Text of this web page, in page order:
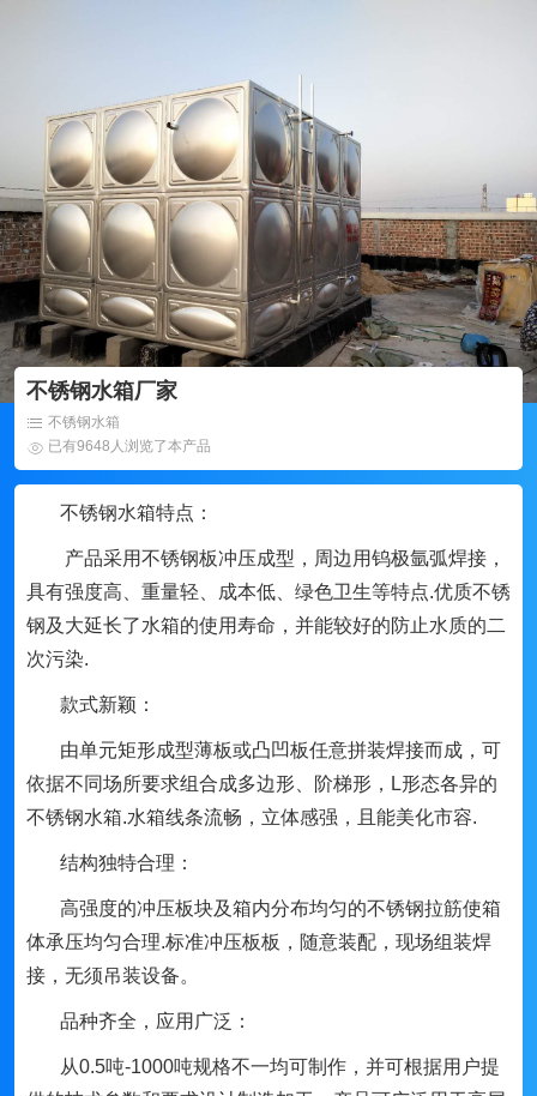
不锈钢水箱厂家
不锈钢水箱
已有9648人浏览了本产品
不锈钢水箱特点：
产品采用不锈钢板冲压成型，周边用钨极氩弧焊接，
具有强度高、重量轻、成本低、绿色卫生等特点.优质不锈
钢及大延长了水箱的使用寿命，并能较好的防止水质的二
次污染.
款式新颖：
由单元矩形成型薄板或凸凹板任意拼装焊接而成，可
依据不同场所要求组合成多边形、阶梯形， L形态各异的
不锈钢水箱.水箱线条流畅，立体感强，且能美化市容.
结构独特合理：
高强度的冲压板块及箱内分布均匀的不锈钢拉筋使箱
体承压均匀合理.标准冲压板板，随意装配，现场组装焊
接，无须吊装设备。
品种齐全，应用广泛：
从0.5吨-1000吨规格不一均可制作，并可根据用户提